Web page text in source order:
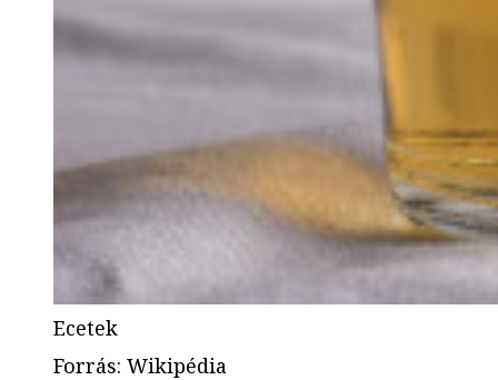
Ecetek
Forrás: Wikipédia